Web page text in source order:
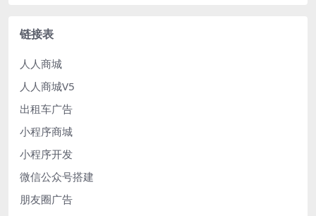
链接表
人人商城
人人商城V5
出租车广告
小程序商城
小程序开发
微信公众号搭建
朋友圈广告